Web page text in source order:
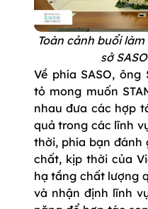
Toàn cảnh buổi
sở
Về phía SASO,
tỏ mong muốn
nhau đưa các hợp
quả trong các lĩnh
thời, phía bạn đánh
chất, kịp thời của
hạ tầng chất lượng
và nhận định lĩnh